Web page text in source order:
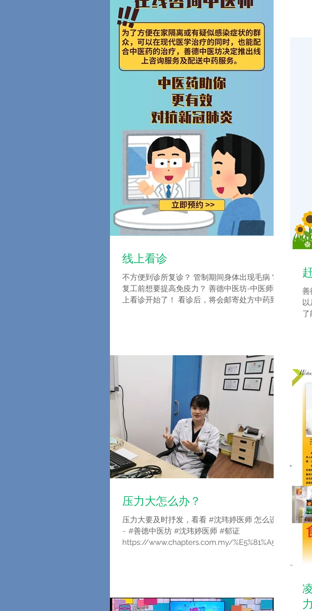
线上看诊
不方便到诊所复诊？ 管制期间身体出现毛病？
复工前想要提高免疫力？ 善德中医坊-中医师线
上看诊开始了！ 看诊后，将会邮寄处方中药到您
压力大怎么办？
压力大要及时抒发，看看 #沈玮婷医师 怎么说吧
~ #善德中医坊 #沈玮婷医师 #郁证
https://www.chapters.com.my/%E5%81%A5%E
善
了
力